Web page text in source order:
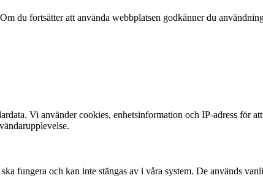
du fortsätter att använda webbplatsen godkänner du
Vi använder cookies, enhetsinformation och IP-adress för
fungera och kan inte stängas av i våra system. De används